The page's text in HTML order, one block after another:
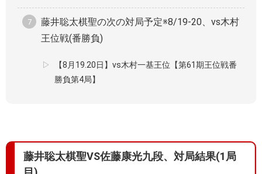
藤井聡太棋聖の次の対局予定※8/19-20、vs木村
王位戦(番勝負)
【8月19.20日】vs木村一基王位【第61期王位戦番
勝負第4局】
藤井聡太棋聖VS佐藤康光九段、対局結果(1局